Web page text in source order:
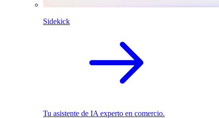
Sidekick
Tu asistente de IA experto en comercio.